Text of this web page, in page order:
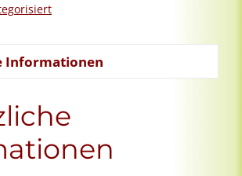
&
-
Informationen